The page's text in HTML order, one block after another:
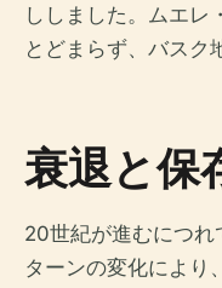
ししました。ムエレ
とどまらず、バスク
衰退と保
20世紀が進むにつ
ターンの変化により